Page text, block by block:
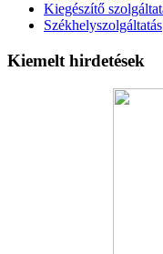
Kiegészítő
Székhelyszolgáltatás
Kiemelt hirdetések